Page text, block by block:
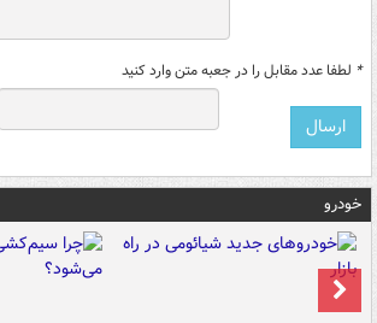
* لطفا عدد مقابل را در جعبه متن وارد کنید
خودرو